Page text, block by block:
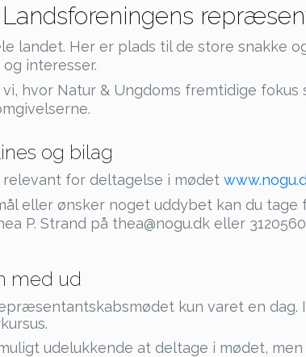
landet. Her er plads til de store snakke
interesser.
hvor Natur & Ungdoms fremtidige
og bilag
relevant for deltagelse i mødet
eller ønsker noget uddybet kan du
P. Strand på thea@nogu.dk eller
med ud
kun varet en
udelukkende at deltage i mødet,